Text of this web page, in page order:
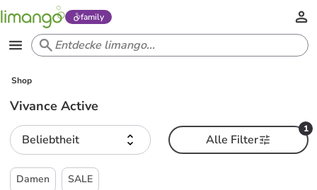
family
Shop
Vivance Active
Beliebtheit
1
Alle Filter
Damen SALE